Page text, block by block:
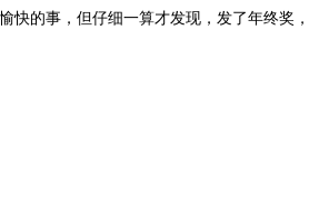
的事，但仔细一算才发现，发了年终奖，